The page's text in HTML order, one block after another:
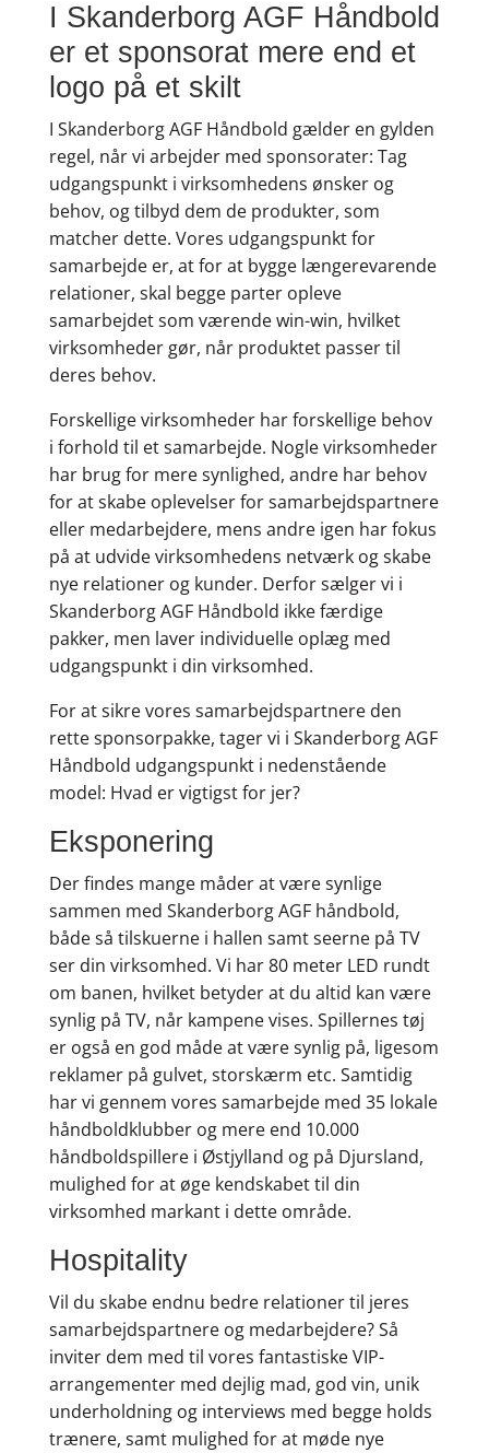
I Skanderborg AGF Håndbold
er et sponsorat mere end et
logo på et skilt
I Skanderborg AGF Håndbold gælder en gylden
regel, når vi arbejder med sponsorater: Tag
udgangspunkt i virksomhedens ønsker og
behov, og tilbyd dem de produkter, som
matcher dette. Vores udgangspunkt for
samarbejde er, at for at bygge længerevarende
relationer, skal begge parter opleve
samarbejdet som værende win-win, hvilket
virksomheder gør, når produktet passer til
deres behov.
Forskellige virksomheder har forskellige behov
i forhold til et samarbejde. Nogle virksomheder
har brug for mere synlighed, andre har behov
for at skabe oplevelser for samarbejdspartnere
eller medarbejdere, mens andre igen har fokus
på at udvide virksomhedens netværk og skabe
nye relationer og kunder. Derfor sælger vi i
Skanderborg AGF Håndbold ikke færdige
pakker, men laver individuelle oplæg med
udgangspunkt i din virksomhed.
For at sikre vores samarbejdspartnere den
rette sponsorpakke, tager vi i Skanderborg AGF
Håndbold udgangspunkt i nedenstående
model: Hvad er vigtigst for jer?
Eksponering
Der findes mange måder at være synlige
sammen med Skanderborg AGF håndbold,
både så tilskuerne i hallen samt seerne på TV
ser din virksomhed. Vi har 80 meter LED rundt
om banen, hvilket betyder at du altid kan være
synlig på TV, når kampene vises. Spillernes tøj
er også en god måde at være synlig på, ligesom
reklamer på gulvet, storskærm etc. Samtidig
har vi gennem vores samarbejde med 35 lokale
håndboldklubber og mere end 10.000
håndboldspillere i Østjylland og på Djursland,
mulighed for at øge kendskabet til din
virksomhed markant i dette område.
Hospitality
Vil du skabe endnu bedre relationer til jeres
samarbejdspartnere og medarbejdere? Så
inviter dem med til vores fantastiske VIP-
arrangementer med dejlig mad, god vin, unik
underholdning og interviews med begge holds
trænere, samt mulighed for at møde nye